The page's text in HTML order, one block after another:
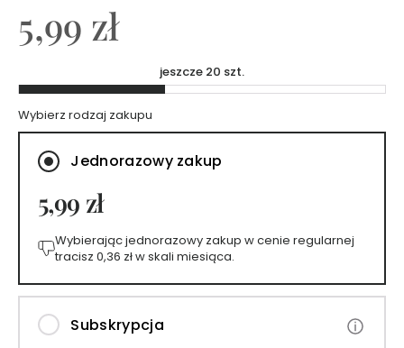
s
t
w
T
N
E
J
P
r
u
5,99 zł
jeszcze 20 szt.
Wybierz rodzaj zakupu
Jednorazowy zakup
5,99 zł
Wybierając jednorazowy zakup w cenie regularnej
tracisz 0,36 złw skali miesiąca.
Subskrypcja